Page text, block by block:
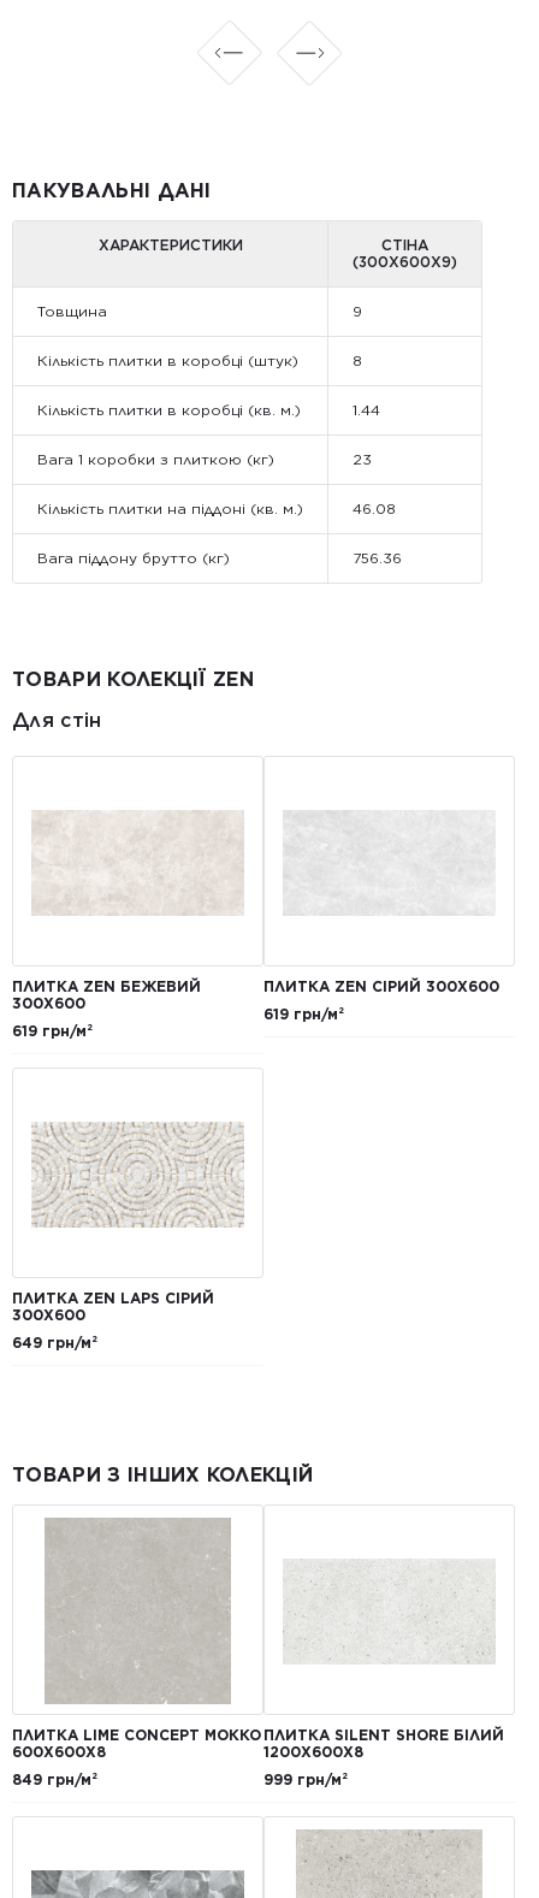
ПАКУВАЛЬНІ ДАНІ
ХАРАКТЕРИСТИКИ
СТІНА
(300Х600Х9)
Товщина 9
Кількість плитки в коробці (штук) 8
Кількість плитки в коробці (кв. м.) 1.44
Вага 1 коробки з плиткою (кг) 23
Кількість плитки на піддоні (кв. м.) 46.08
Вага піддону брутто (кг) 756.36
ТОВАРИ КОЛЕКЦІЇ ZEN
Для стін
ПЛИТКА ZEN БЕЖЕВИЙ
300Х600
619 грн/м²
ПЛИТКА ZEN СІРИЙ 300Х600
619 грн/м²
ПЛИТКА ZEN LAPS СІРИЙ
300Х600
649 грн/м²
ТОВАРИ З ІНШИХ КОЛЕКЦІЙ
ПЛИТКА LIME CONCEPT МОККО
600Х600Х8
849 грн/м²
ПЛИТКА SILENT SHORE БІЛИЙ
1200Х600Х8
999 грн/м²